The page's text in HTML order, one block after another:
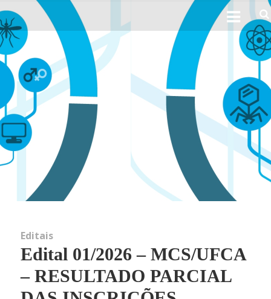
Perfil
Editais
Edital 01/2026 – MCS/UFCA
– RESULTADO PARCIAL